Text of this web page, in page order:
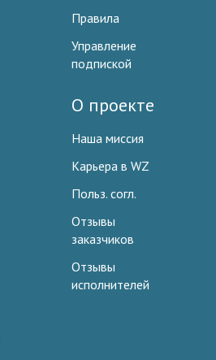
Правила
Управление
подпиской
О проекте
Наша миссия
Карьера в WZ
Польз. согл.
Отзывы
заказчиков
Отзывы
исполнителей